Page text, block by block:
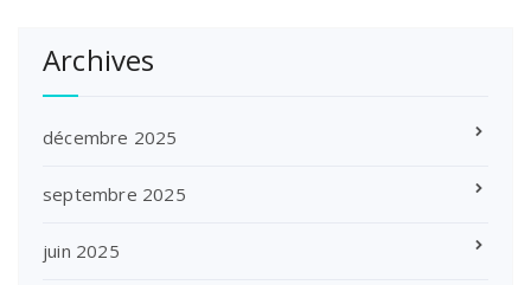
Archives
décembre 2025
septembre 2025
juin 2025